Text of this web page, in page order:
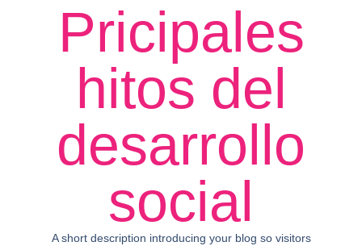
Pricipales
hitos del
desarrollo
social
A short description introducing your blog so visitors